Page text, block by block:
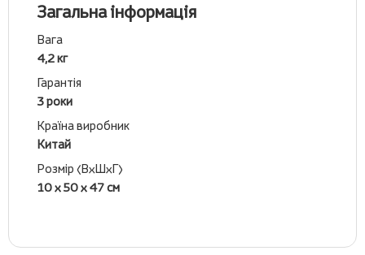
Загальна інформація
Вага
4,2 кг
Гарантія
3 роки
Країна виробник
Китай
Розмір (ВхШхГ)
10 х 50 х 47 см